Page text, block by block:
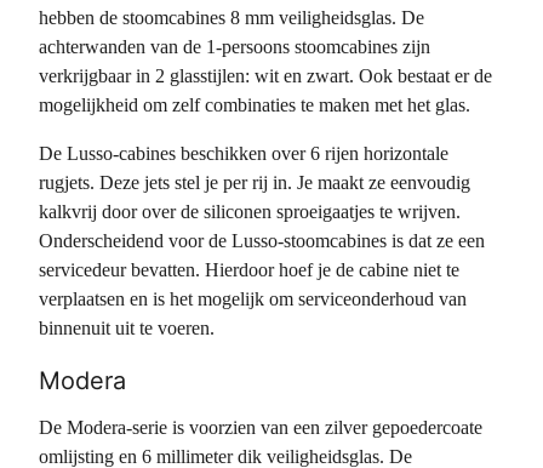
hebben de stoomcabines 8 mm veiligheidsglas. De
achterwanden van de 1-persoons stoomcabines zijn
verkrijgbaar in 2 glasstijlen: wit en zwart. Ook bestaat er de
mogelijkheid om zelf combinaties te maken met het glas.
De Lusso-cabines beschikken over 6 rijen horizontale
rugjets. Deze jets stel je per rij in. Je maakt ze eenvoudig
kalkvrij door over de siliconen sproeigaatjes te wrijven.
Onderscheidend voor de Lusso-stoomcabines is dat ze een
servicedeur bevatten. Hierdoor hoef je de cabine niet te
verplaatsen en is het mogelijk om serviceonderhoud van
binnenuit uit te voeren.
Modera
De Modera-serie is voorzien van een zilver gepoedercoate
omlijsting en 6 millimeter dik veiligheidsglas. De